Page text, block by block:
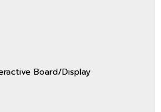
LTV-2500 PRO offers sharper
Board/Display